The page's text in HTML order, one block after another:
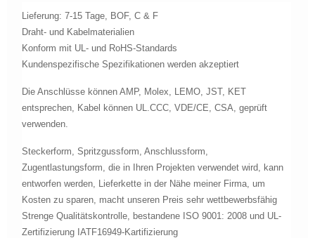
Lieferung: 7-15 Tage, BOF, C & F
Draht- und Kabelmaterialien
Konform mit UL- und RoHS-Standards
Kundenspezifische Spezifikationen werden akzeptiert
Die Anschlüsse können AMP, Molex, LEMO, JST, KET
entsprechen, Kabel können UL.CCC, VDE/CE, CSA, geprüft
verwenden.
Steckerform, Spritzgussform, Anschlussform,
Zugentlastungsform, die in Ihren Projekten verwendet wird, kann
entworfen werden, Lieferkette in der Nähe meiner Firma, um
Kosten zu sparen, macht unseren Preis sehr wettbewerbsfähig
Strenge Qualitätskontrolle, bestandene ISO 9001: 2008 und UL-
Zertifizierung IATF16949-Kartifizierung